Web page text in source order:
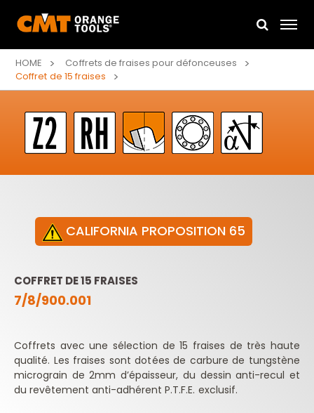
HOME
Coffrets de fraises pour défonceuses
Coffret de 15 fraises
CALIFORNIA PROPOSITION 65
COFFRET DE 15 FRAISES
7/8/900.001
Coffrets avec une sélection de 15 fraises de très haute
qualité. Les fraises sont dotées de carbure de tungstène
micrograin de 2mm d’épaisseur, du dessin anti-recul et
du revêtement anti-adhérent P.T.F.E. exclusif.